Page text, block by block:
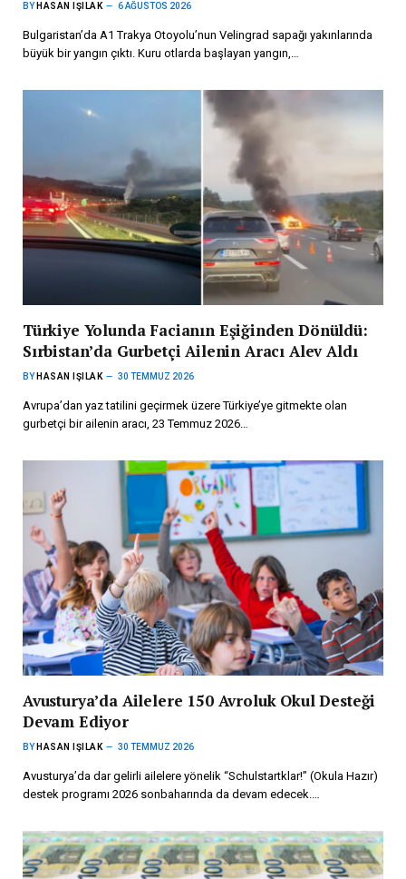
BY HASAN IŞILAK 6 AĞUSTOS 2026
Bulgaristan’da A1 Trakya Otoyolu’nun Velingrad sapağı yakınlarında
büyük bir yangın çıktı. Kuru otlarda başlayan yangın,…
Türkiye Yolunda Facianın Eşiğinden Dönüldü:
Sırbistan’da Gurbetçi Ailenin Aracı Alev Aldı
BY HASAN IŞILAK 30 TEMMUZ 2026
Avrupa’dan yaz tatilini geçirmek üzere Türkiye’ye gitmekte olan
gurbetçi bir ailenin aracı, 23 Temmuz 2026…
Avusturya’da Ailelere 150 Avroluk Okul Desteği
Devam Ediyor
BY HASAN IŞILAK 30 TEMMUZ 2026
Avusturya’da dar gelirli ailelere yönelik “Schulstartklar!” (Okula Hazır)
destek programı 2026 sonbaharında da devam edecek.…